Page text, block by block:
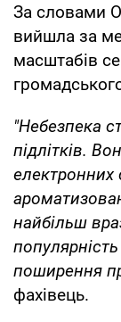
За словами
вийшла за
масштабів
"Небезпека
підлітків.
електронних
найбільш
поширення
фахівець.